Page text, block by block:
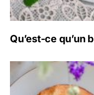
Qu’est-ce qu’un